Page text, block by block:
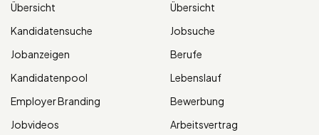
Übersicht
Kandidatensuche
Jobanzeigen
Kandidatenpool
Employer Branding
Jobvideos
Übersicht
Jobsuche
Berufe
Lebenslauf
Bewerbung
Arbeitsvertrag